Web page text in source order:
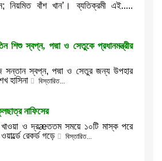
নিয়মিত বাঁশ খান’। ব্যতিক্রমী এই.....
শিশু স্বপ্ন, পদ্মা ও সেতুকে প্রধানমন্ত্রীর
সন্তান স্বপ্ন, পদ্মা ও সেতুর জন্য উপহার
হাসিনা
বিস্তারিত...
নাফিসের
খাওয়া ও দ্রæততম সময়ে ১০টি মাস্ক পরে
রেকর্ড গড়ে
বিস্তারিত...